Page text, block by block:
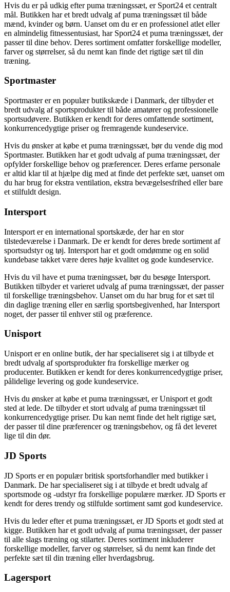
Hvis du er på udkig efter puma træningssæt, er Sport24 et centralt
mål. Butikken har et bredt udvalg af puma træningssæt til både
mænd, kvinder og børn. Uanset om du er en professionel atlet eller
en almindelig fitnessentusiast, har Sport24 et puma træningssæt, der
passer til dine behov. Deres sortiment omfatter forskellige modeller,
farver og størrelser, så du nemt kan finde det rigtige sæt til din
træning.
Sportmaster
Sportmaster er en populær butikskæde i Danmark, der tilbyder et
bredt udvalg af sportsprodukter til både amatører og professionelle
sportsudøvere. Butikken er kendt for deres omfattende sortiment,
konkurrencedygtige priser og fremragende kundeservice.
Hvis du ønsker at købe et puma træningssæt, bør du vende dig mod
Sportmaster. Butikken har et godt udvalg af puma træningssæt, der
opfylder forskellige behov og præferencer. Deres erfarne personale
er altid klar til at hjælpe dig med at finde det perfekte sæt, uanset om
du har brug for ekstra ventilation, ekstra bevægelsesfrihed eller bare
et stilfuldt design.
Intersport
Intersport er en international sportskæde, der har en stor
tilstedeværelse i Danmark. De er kendt for deres brede sortiment af
sportsudstyr og tøj. Intersport har et godt omdømme og en solid
kundebase takket være deres høje kvalitet og gode kundeservice.
Hvis du vil have et puma træningssæt, bør du besøge Intersport.
Butikken tilbyder et varieret udvalg af puma træningssæt, der passer
til forskellige træningsbehov. Uanset om du har brug for et sæt til
din daglige træning eller en særlig sportsbegivenhed, har Intersport
noget, der passer til enhver stil og præference.
Unisport
Unisport er en online butik, der har specialiseret sig i at tilbyde et
bredt udvalg af sportsprodukter fra forskellige mærker og
producenter. Butikken er kendt for deres konkurrencedygtige priser,
pålidelige levering og gode kundeservice.
Hvis du ønsker at købe et puma træningssæt, er Unisport et godt
sted at lede. De tilbyder et stort udvalg af puma træningssæt til
konkurrencedygtige priser. Du kan nemt finde det helt rigtige sæt,
der passer til dine præferencer og træningsbehov, og få det leveret
lige til din dør.
JD Sports
JD Sports er en populær britisk sportsforhandler med butikker i
Danmark. De har specialiseret sig i at tilbyde et bredt udvalg af
sportsmode og -udstyr fra forskellige populære mærker. JD Sports er
kendt for deres trendy og stilfulde sortiment samt god kundeservice.
Hvis du leder efter et puma træningssæt, er JD Sports et godt sted at
kigge. Butikken har et godt udvalg af puma træningssæt, der passer
til alle slags træning og stilarter. Deres sortiment inkluderer
forskellige modeller, farver og størrelser, så du nemt kan finde det
perfekte sæt til din træning eller hverdagsbrug.
Lagersport